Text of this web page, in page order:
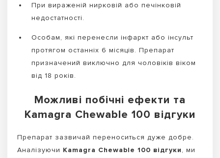
При вираженій нирковій або печінковій
недостатності.
Особам, які перенесли інфаркт або інсульт
протягом останніх 6 місяців. Препарат
призначений виключно для чоловіків віком
від 18 років.
Можливі побічні ефекти та
Kamagra Chewable 100 відгуки
Препарат зазвичай переноситься дуже добре.
Аналізуючи Kamagra Chewable 100 відгуки, ми